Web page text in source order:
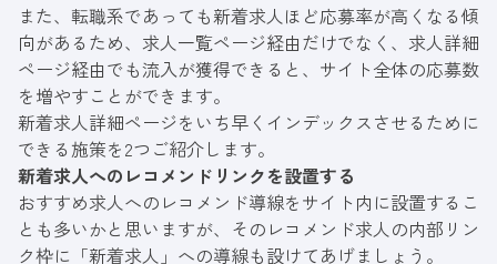
また、転職系であっても新着求人ほど応募率が高くなる傾
向があるため、求人一覧ページ経由だけでなく、求人詳細
ページ経由でも流入が獲得できると、サイト全体の応募数
を増やすことができます。
新着求人詳細ページをいち早くインデックスさせるために
できる施策を2つご紹介します。
新着求人へのレコメンドリンクを設置する
おすすめ求人へのレコメンド導線をサイト内に設置するこ
とも多いかと思いますが、そのレコメンド求人の内部リン
ク枠に「新着求人」への導線も設けてあげましょう。